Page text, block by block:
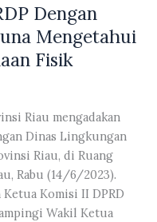
Dengan
Mengetahui
Fisik
Riau mengadakan
Dinas Lingkungan
Riau, di Ruang
Rabu (14/6/2023).
Komisi II DPRD
Wakil Ketua